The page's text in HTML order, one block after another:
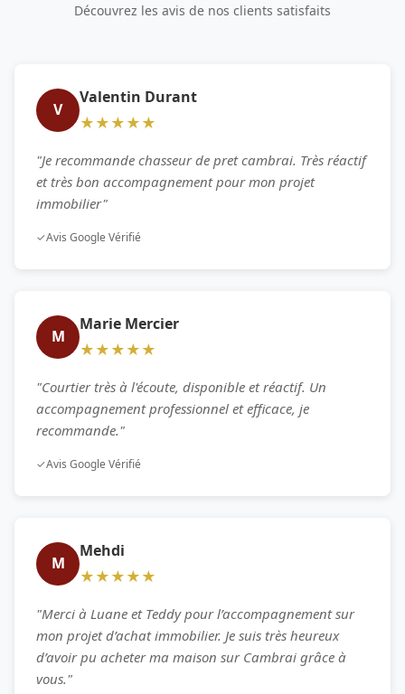
Découvrez les avis de nos clients satisfaits
V
Valentin Durant
★★★★★
"Je recommande chasseur de pret cambrai. Très réactif
et très bon accompagnement pour mon projet
immobilier"
✓Avis Google Vérifié
M
Marie Mercier
★★★★★
"Courtier très à l'écoute, disponible et réactif. Un
accompagnement professionnel et efficace, je
recommande."
✓Avis Google Vérifié
M
Mehdi
★★★★★
"Merci à Luane et Teddy pour l’accompagnement sur
mon projet d’achat immobilier. Je suis très heureux
d’avoir pu acheter ma maison sur Cambrai grâce à
vous."